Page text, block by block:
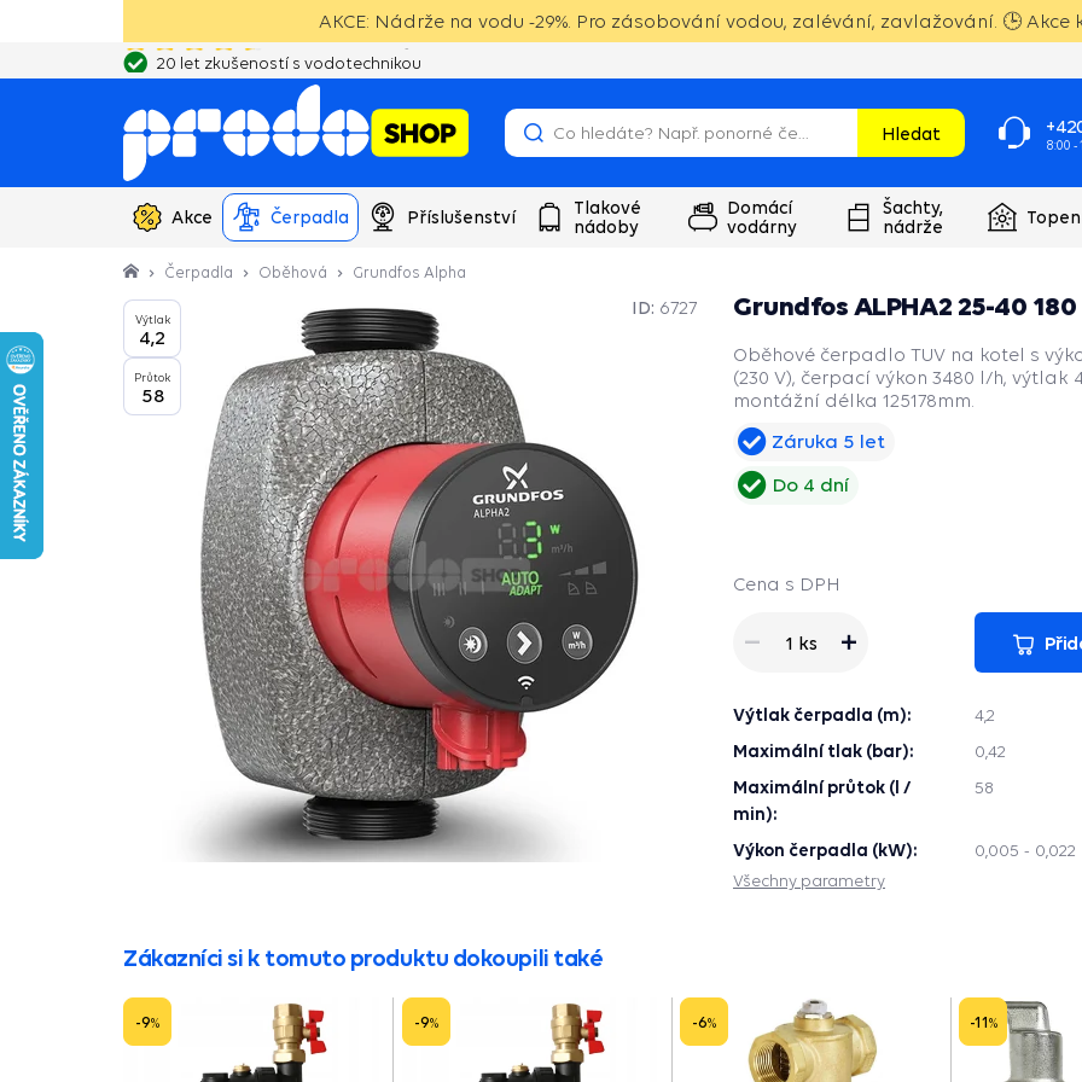
AKCE: Nádrže na vodu -29%. Pro zásobování vodou, zalévání, zavlažování. 🕒 Akce
20 let zkušeností s vodotechnikou
Hledat
8:00 -
Akce Čerpadla Příslušenství
Tlakové
nádoby
Domácí
vodárny
Šachty,
nádrže
Čerpadla Oběhová Grundfos Alpha
Výtlak
4,2
Průtok
58
Grundfos ALPHA2 25-40 180
ID: 6727
Oběhové čerpadlo TUV na kotel s
(230 V), čerpací výkon 3480 l/h, výtlak
montážní délka 125178mm.
Záruka 5 let
Do 4 dní
Cena s DPH
1 ks
Výtlak čerpadla (m): 4,2
Maximální tlak (bar): 0,42
Maximální průtok (l /
min):
58
Výkon čerpadla (kW):
0,005 - 0,022
Všechny parametry
Zákazníci si k tomuto produktu dokoupili také
-9% -9% -6% -11%